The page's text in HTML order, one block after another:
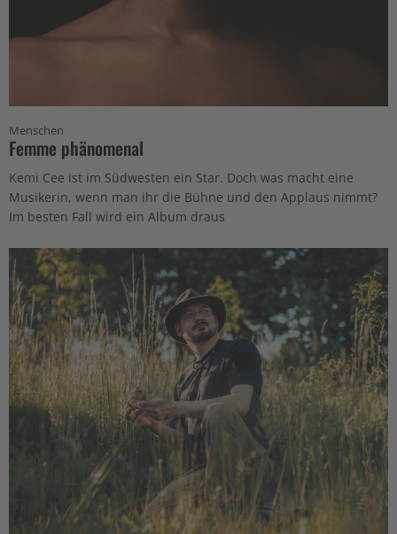
Menschen
Femme phänomenal
Kemi Cee ist im Südwesten ein Star. Doch was macht eine
Musikerin, wenn man ihr die Bühne und den Applaus nimmt?
Im besten Fall wird ein Album draus